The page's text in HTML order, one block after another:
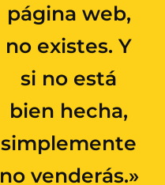
página web,
no existes. Y
si no está
bien hecha,
simplemente
no venderás.»